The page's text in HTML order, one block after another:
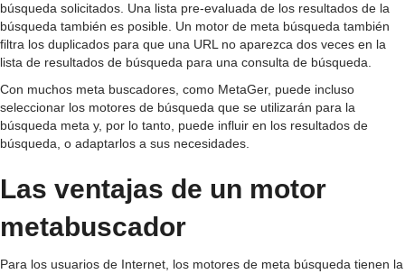
búsqueda solicitados. Una lista pre-evaluada de los resultados de la
búsqueda también es posible. Un motor de meta búsqueda también
filtra los duplicados para que una URL no aparezca dos veces en la
lista de resultados de búsqueda para una consulta de búsqueda.
Con muchos meta buscadores, como MetaGer, puede incluso
seleccionar los motores de búsqueda que se utilizarán para la
búsqueda meta y, por lo tanto, puede influir en los resultados de
búsqueda, o adaptarlos a sus necesidades.
Las ventajas de un motor
metabuscador
Para los usuarios de Internet, los motores de meta búsqueda tienen la